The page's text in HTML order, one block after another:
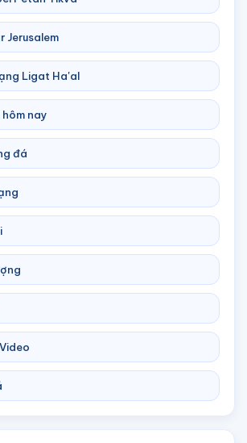
Jerusalem
Ligat Ha'al
hôm nay
đá